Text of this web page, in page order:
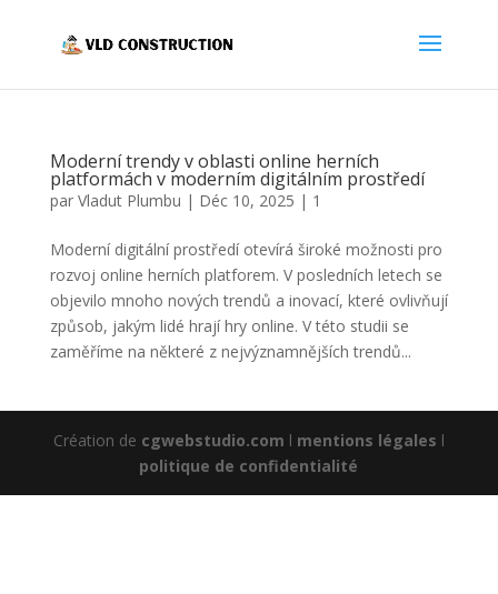
Moderní trendy v oblasti online herních
platformách v moderním digitálním prostředí
par Vladut Plumbu | Déc 10, 2025 | 1
Moderní digitální prostředí otevírá široké možnosti pro
rozvoj online herních platforem. V posledních letech se
objevilo mnoho nových trendů a inovací, které ovlivňují
způsob, jakým lidé hrají hry online. V této studii se
zaměříme na některé z nejvýznamnějších trendů...
Création de cgwebstudio.com l mentions légales l
politique de confidentialité